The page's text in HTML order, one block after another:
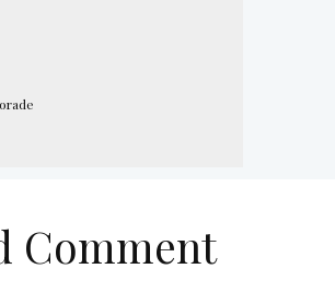
Comment